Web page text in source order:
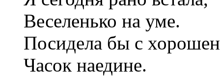
Веселенько на уме.
Посидела бы с
Часок наедине.